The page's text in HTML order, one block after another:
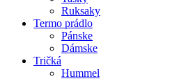
Ruksaky
Termo prádlo
Pánske
Dámske
Tričká
Hummel